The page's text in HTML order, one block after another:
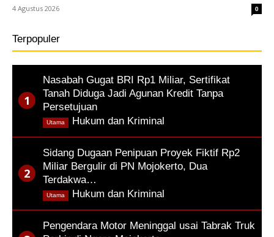
4 Agustus 2026 0
Terpopuler
Nasabah Gugat BRI Rp1 Miliar, Sertifikat
Tanah Diduga Jadi Agunan Kredit Tanpa
Persetujuan
Hukum dan Kriminal
Utama
Sidang Dugaan Penipuan Proyek Fiktif Rp2
Miliar Bergulir di PN Mojokerto, Dua
Terdakwa…
Hukum dan Kriminal
Utama
Pengendara Motor Meninggal usai Tabrak Truk